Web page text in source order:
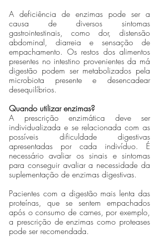
A deficiência de enzimas pode ser a
causa de diversos sintomas
gastrointestinais, como dor, distensão
abdominal, diarreia e sensação de
empachamento. Os restos dos alimentos
presentes no intestino provenientes da má
digestão podem ser metabolizados pela
microbiota presente e desencadear
desequilíbrios.
Quando utilizar enzimas?
A prescrição enzimática deve ser
individualizada e se relacionada com as
possíveis dificuldade digestivas
apresentadas por cada indivíduo. É
necessário avaliar os sinais e sintomas
para conseguir avaliar a necessidade da
suplementação de enzimas digestivas.
Pacientes com a digestão mais lenta das
proteínas, que se sentem empachados
após o consumo de carnes, por exemplo,
a prescrição de enzimas como proteases
pode ser recomendada.